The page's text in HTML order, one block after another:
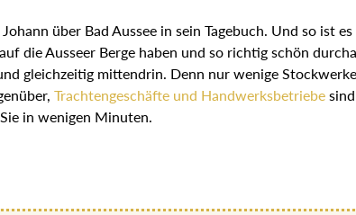
über Bad Aussee in sein Tagebuch. Und so ist
die Ausseer Berge haben und so richtig schön
gleichzeitig mittendrin. Denn nur wenige
Trachtengeschäfte und Handwerksbetriebe
Sie in wenigen Minuten.